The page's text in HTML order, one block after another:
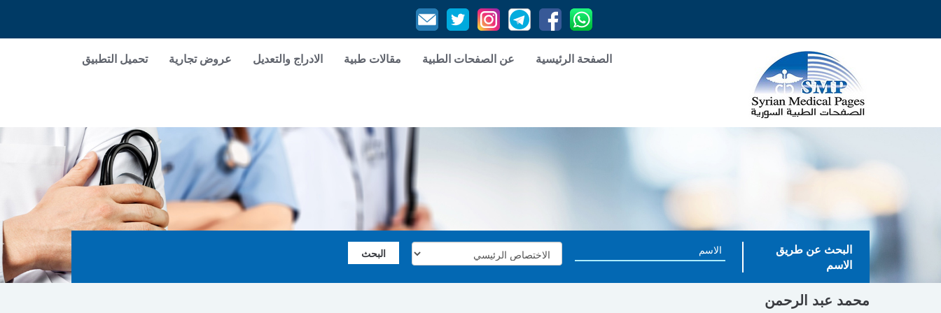
الصفحة الرئيسية عن الصفحات الطبية مقالات طبية الادراج والتعديل عروض تجارية تحميل التطبيق
البحث عن طريق
الاسم
محمد عبد الرحمن